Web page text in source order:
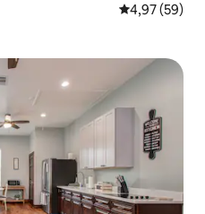
Évaluation
4,97 (59)